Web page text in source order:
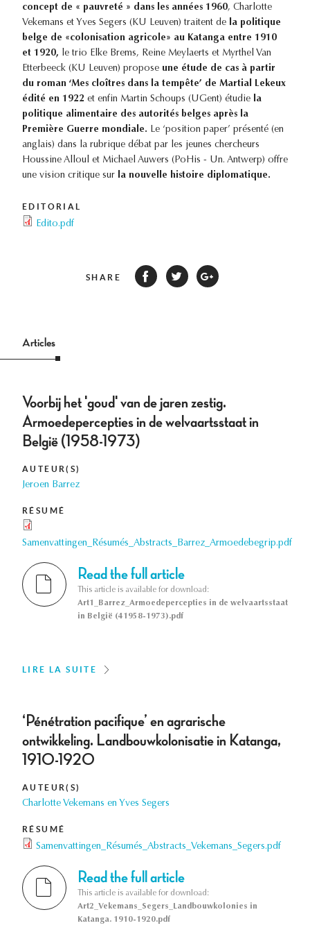
concept de « pauvreté » dans les années 1960, Charlotte
Vekemans et Yves Segers (KU Leuven) traitent de la politique
belge de «colonisation agricole» au Katanga entre 1910
et 1920, le trio Elke Brems, Reine Meylaerts et Myrthel Van
Etterbeeck (KU Leuven) propose une étude de cas à partir
du roman ‘Mes cloîtres dans la tempête’ de Martial Lekeux
édité en 1922 et enfin Martin Schoups (UGent) étudie la
politique alimentaire des autorités belges après la
Première Guerre mondiale. Le ‘position paper’ présenté (en
anglais) dans la rubrique débat par les jeunes chercheurs
Houssine Alloul et Michael Auwers (PoHis - Un. Antwerp) offre
une vision critique sur la nouvelle histoire diplomatique.
EDITORIAL
Edito.pdf
SHARE
Articles
Voorbij het 'goud' van de jaren zestig.
Armoedepercepties in de welvaartsstaat in
België (1958-1973)
AUTEUR(S)
Jeroen Barrez
RÉSUMÉ
Samenvattingen_Résumés_Abstracts_Barrez_Armoedebegrip.pdf
Read the full article
This article is available for download:
Art1_Barrez_Armoedepercepties in de welvaartsstaat
in België (41958-1973).pdf
LIRE LA SUITE
‘Pénétration pacifique’ en agrarische
ontwikkeling. Landbouwkolonisatie in Katanga,
1910-1920
AUTEUR(S)
Charlotte Vekemans en Yves Segers
RÉSUMÉ
Samenvattingen_Résumés_Abstracts_Vekemans_Segers.pdf
Read the full article
This article is available for download:
Art2_Vekemans_Segers_Landbouwkolonies in
Katanga. 1910-1920.pdf